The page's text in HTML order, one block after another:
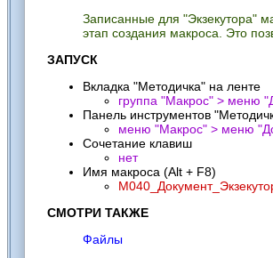
Записанные для "Экзекутора"
этап создания макроса. Это
ЗАПУСК
Вкладка "Методичка" на ленте
группа "Макрос" > меню
Панель инструментов
меню "Макрос" > меню
Сочетание клавиш
нет
Имя макроса (Alt + F8)
СМОТРИ ТАКЖЕ
Файлы